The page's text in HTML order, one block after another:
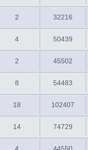
2 32216
4 50439
2 45502
8 54483
18 102407
14 74729